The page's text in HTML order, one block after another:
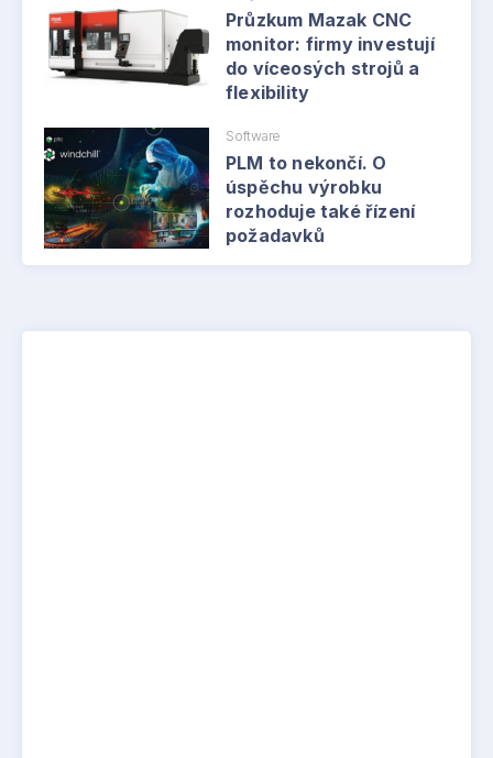
Průzkum Mazak CNC
monitor: firmy investují
do víceosých strojů a
flexibility
Software
PLM to nekončí. O
úspěchu výrobku
rozhoduje také řízení
požadavků